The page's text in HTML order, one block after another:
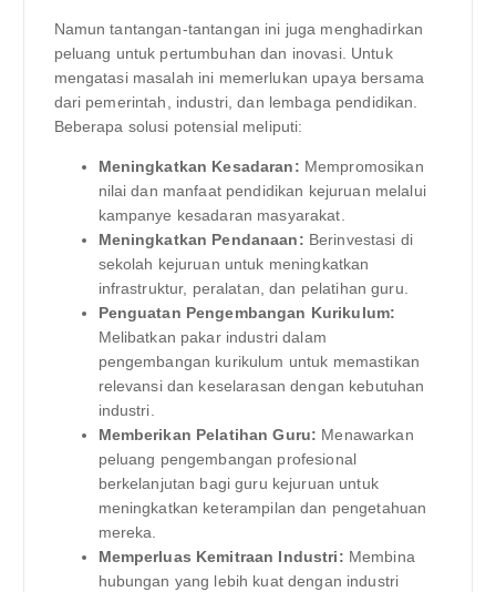
Namun tantangan-tantangan ini juga menghadirkan
peluang untuk pertumbuhan dan inovasi. Untuk
mengatasi masalah ini memerlukan upaya bersama
dari pemerintah, industri, dan lembaga pendidikan.
Beberapa solusi potensial meliputi:
Meningkatkan Kesadaran: Mempromosikan
nilai dan manfaat pendidikan kejuruan melalui
kampanye kesadaran masyarakat.
Meningkatkan Pendanaan: Berinvestasi di
sekolah kejuruan untuk meningkatkan
infrastruktur, peralatan, dan pelatihan guru.
Penguatan Pengembangan Kurikulum:
Melibatkan pakar industri dalam
pengembangan kurikulum untuk memastikan
relevansi dan keselarasan dengan kebutuhan
industri.
Memberikan Pelatihan Guru: Menawarkan
peluang pengembangan profesional
berkelanjutan bagi guru kejuruan untuk
meningkatkan keterampilan dan pengetahuan
mereka.
Memperluas Kemitraan Industri: Membina
hubungan yang lebih kuat dengan industri